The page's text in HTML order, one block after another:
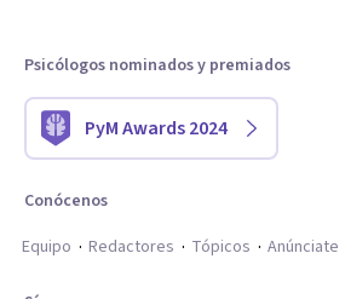
Psicólogos nominados y premiados
PyM Awards 2024
Conócenos
Equipo
Redactores Tópicos Anúnciate